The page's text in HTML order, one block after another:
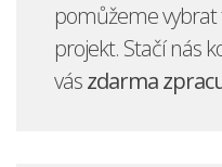
pomůžeme vybrat
projekt. Stačí nás
vászdarma